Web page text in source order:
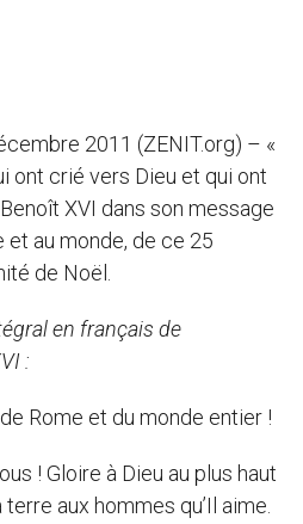
2011 (ZENIT.org) – «
ont crié vers Dieu et qui ont
XVI dans son message
et au monde, de ce 25
de Noël.
en français de
:
Rome et du monde entier !
! Gloire à Dieu au plus haut
aux hommes qu’Il aime.